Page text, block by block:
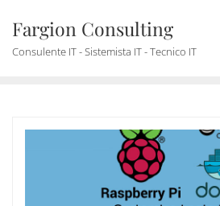
content
Fargion Consulting
Consulente IT - Sistemista IT - Tecnico IT